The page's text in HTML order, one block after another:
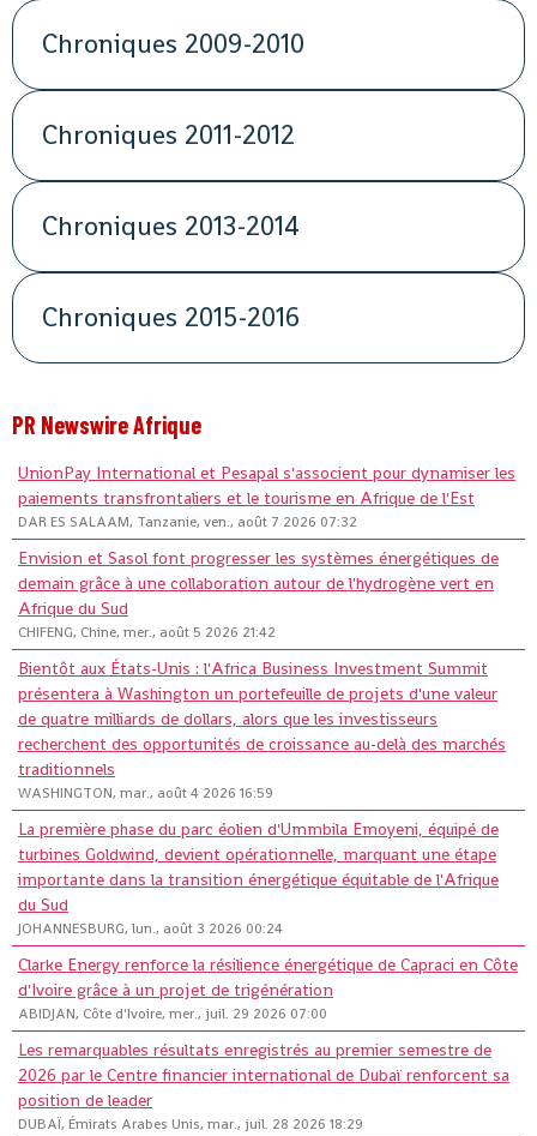
Chroniques 2009-2010
Chroniques 2011-2012
Chroniques 2013-2014
Chroniques 2015-2016
PR Newswire Afrique
UnionPay International et Pesapal s'associent pour dynamiser les
paiements transfrontaliers et le tourisme en Afrique de l'Est
DAR ES SALAAM, Tanzanie, ven., août 7 2026 07:32
Envision et Sasol font progresser les systèmes énergétiques de
demain grâce à une collaboration autour de l'hydrogène vert en
Afrique du Sud
CHIFENG, Chine, mer., août 5 2026 21:42
Bientôt aux États-Unis : l'Africa Business Investment Summit
présentera à Washington un portefeuille de projets d'une valeur
de quatre milliards de dollars, alors que les investisseurs
recherchent des opportunités de croissance au-delà des marchés
traditionnels
WASHINGTON, mar., août 4 2026 16:59
La première phase du parc éolien d'Ummbila Emoyeni, équipé de
turbines Goldwind, devient opérationnelle, marquant une étape
importante dans la transition énergétique équitable de l'Afrique
du Sud
JOHANNESBURG, lun., août 3 2026 00:24
Clarke Energy renforce la résilience énergétique de Capraci en Côte
d'Ivoire grâce à un projet de trigénération
ABIDJAN, Côte d'Ivoire, mer., juil. 29 2026 07:00
Les remarquables résultats enregistrés au premier semestre de
2026 par le Centre financier international de Dubaï renforcent sa
position de leader
DUBAÏ, Émirats Arabes Unis, mar., juil. 28 2026 18:29